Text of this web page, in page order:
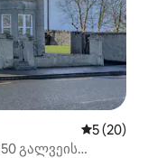
საშუალო
5 (20)
გალვეის